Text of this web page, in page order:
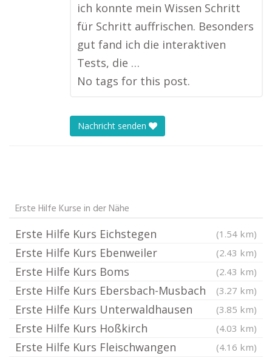
ich konnte mein Wissen Schritt
für Schritt auffrischen. Besonders
gut fand ich die interaktiven
Tests, die …
No tags for this post.
Nachricht senden
Erste Hilfe Kurse in der Nähe
Erste Hilfe Kurs Eichstegen (1.54 km)
Erste Hilfe Kurs Ebenweiler (2.43 km)
Erste Hilfe Kurs Boms (2.43 km)
Erste Hilfe Kurs Ebersbach-Musbach (3.27 km)
Erste Hilfe Kurs Unterwaldhausen (3.85 km)
Erste Hilfe Kurs Hoßkirch (4.03 km)
Erste Hilfe Kurs Fleischwangen (4.16 km)